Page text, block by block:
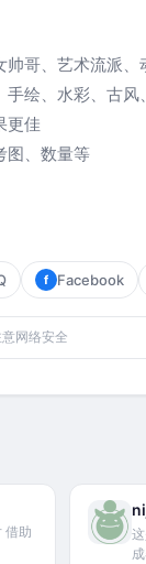
哥、艺术流派、
绘、水彩、古
更佳
图、数量等
f Facebook
意网络安全
借助